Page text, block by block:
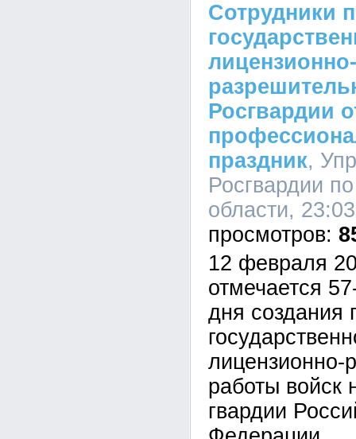
Сотрудники
лицензионно-
Росгвардии
праздник,
Росгвардии
области,
12 февраля
отмечается
дня создания
лицензионно-
работы войск
гвардии